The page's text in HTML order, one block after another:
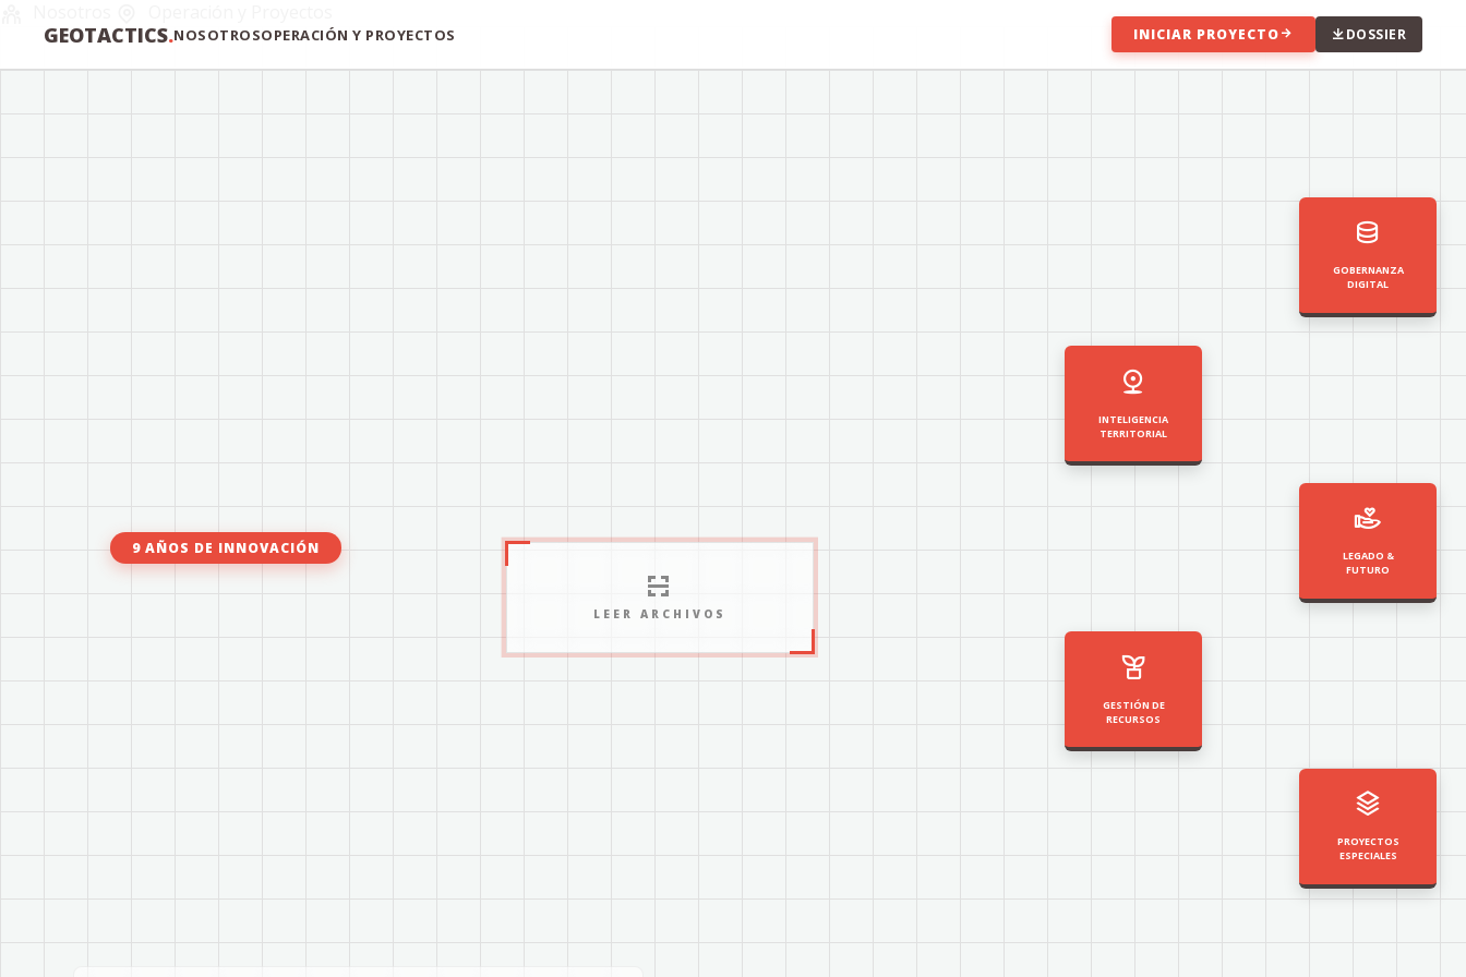
GEOTACTICS.NOSOTROSOPERACIÓN Y PROYECTOS INICIAR PROYECTO DOSSIER
9 AÑOS DE INNOVACIÓN
LEER ARCHIVOS
INTELIGENCIA
TERRITORIAL
GOBERNANZA
DIGITAL
GESTIÓN DE
RECURSOS
LEGADO &
FUTURO
PROYECTOS
ESPECIALES